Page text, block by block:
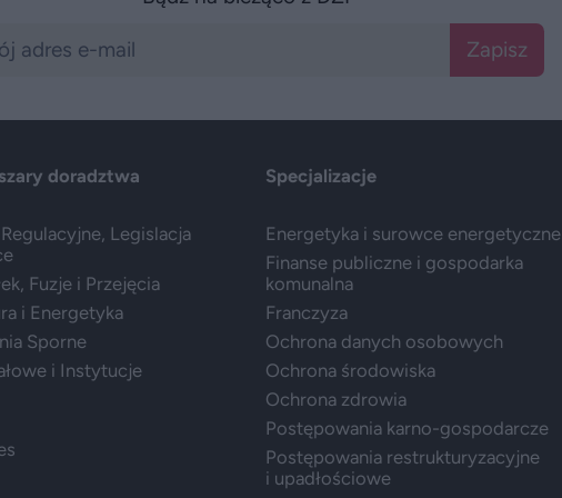
Zapisz
doradztwa
Legislacja
Fuzje i Przejęcia
i Energetyka
Sporne
i Instytucje
Specjalizacje
Energetyka i surowce energetyczne
Finanse publiczne i gospodarka
komunalna
Franczyza
Ochrona danych osobowych
Ochrona środowiska
Ochrona zdrowia
Postępowania karno-gospodarcze
Postępowania restrukturyzacyjne
i upadłościowe